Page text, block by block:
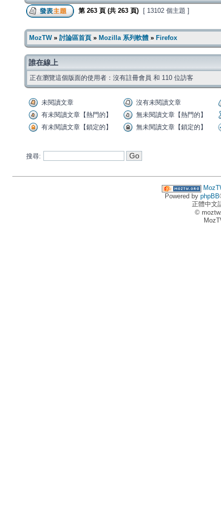
第 263 頁 (共 263 頁) [ 13102 個主題 ]
MozTW» 討論區首頁 » Mozilla 系列軟體 » Firefox
誰在線上
正在瀏覽這個版面的使用者：沒有註冊會員 和 110 位訪客
未閱讀文章
沒有未閱讀文章
有未閱讀文章【熱門的】
無未閱讀文章【熱門的】
有未閱讀文章【鎖定的】
無未閱讀文章【鎖定的】
搜尋:
Powered by phpBB
正體中文
©